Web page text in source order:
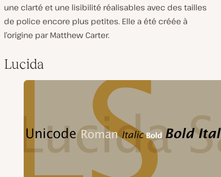
une clarté et une lisibilité réalisables avec des tailles
de police encore plus petites. Elle a été créée à
l’origine par Matthew Carter.
Lucida